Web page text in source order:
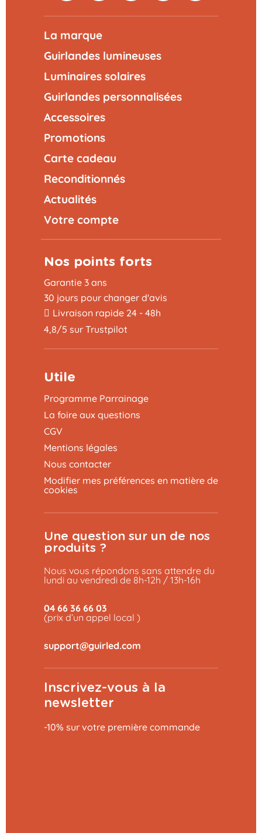
La marque
Guirlandes lumineuses
Luminaires solaires
Guirlandes personnalisées
Accessoires
Promotions
Carte cadeau
Reconditionnés
Actualités
Votre compte
Nos points forts
Garantie 3 ans
30 jours pour changer d'avis
Livraison rapide 24 - 48h
4,8/5 sur Trustpilot
Utile
Programme Parrainage
La foire aux questions
CGV
Mentions légales
Nous contacter
Modifier mes préférences en matière de
cookies
Une question sur un de nos
produits ?
Nous vous répondons sans attendre du
lundi au vendredi de 8h-12h / 13h-16h
04 66 36 66 03
(prix d’un appel local )
Inscrivez-vous à la
newsletter
-10% sur votre première commande